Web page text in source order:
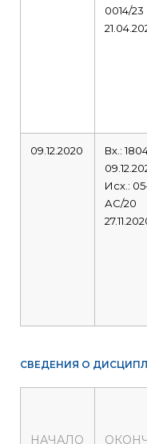
0014/23
09.12.2020
Вх.:
Исх.:
АС/20
СВЕДЕНИЯ О
НАЧАЛО